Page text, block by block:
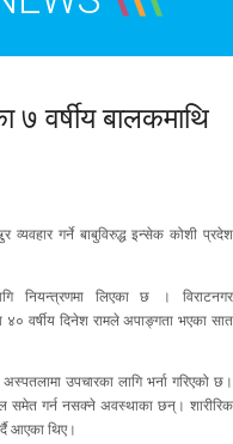
७ वर्षीय बालकमाथि
व्यवहार गर्ने बाबुविरुद्ध इन्सेक कोशी प्रदेश
नियन्त्रणमा लिएका छ । विराटनगर
४० वर्षीय दिनेश रामले अपाङ्गता भएका सात
उपचारका लागि भर्ना गरिएको छ।
समेत गर्न नसक्ने अवस्थाका छन्। शारीरिक
आएका थिए।